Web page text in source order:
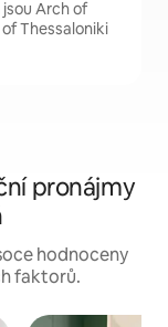
Arch of
Thessaloniki
pronájmy
hodnoceny
faktorů.